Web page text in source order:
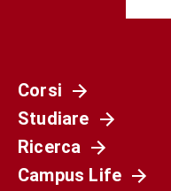
Corsi
Studiare
Ricerca
Campus Life